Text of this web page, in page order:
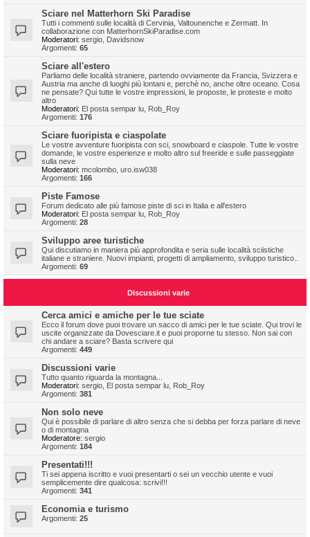
Sciare nel Matterhorn Ski Paradise
Tutti i commenti sulle località di Cervinia, Valtounenche e Zermatt. In
collaborazione con MatterhornSkiParadise.com
Moderatori: sergio Davidsnow
Argomenti: 65
Sciare all'estero
Parliamo delle località straniere, partendo ovviamente da Francia, Svizzera e
Austria ma anche di luoghi più lontani e, perchè no, anche oltre oceano. Cosa
ne pensate? Qui tutte le vostre impressioni, le proposte, le proteste e molto
altro
Moderatori: El posta sempar lu Rob_Roy
Argomenti: 176
Sciare fuoripista e ciaspolate
Le vostre avventure fuoripista con sci, snowboard e ciaspole. Tutte le vostre
domande, le vostre esperienze e molto altro sul freeride e sulle passeggiate
sulla neve
Moderatori: mcolombo uro.isw038
Argomenti: 166
Piste Famose
Forum dedicato alle più famose piste di sci in Italia e all'estero
Moderatori: El posta sempar lu Rob_Roy
Argomenti: 28
Sviluppo aree turistiche
Qui discutiamo in maniera più approfondita e seria sulle località sciistiche
italiane e straniere. Nuovi impianti, progetti di ampliamento, sviluppo turistico..
Argomenti: 69
Discussioni varie
Cerca amici e amiche per le tue sciate
Ecco il forum dove puoi trovare un sacco di amici per le tue sciate. Qui trovi le
uscite organizzate da Dovesciare.it e puoi proporne tu stesso. Non sai con
chi andare a sciare? Basta scrivere qui
Argomenti: 449
Discussioni varie
Tutto quanto riguarda la montagna...
Moderatori: sergio El posta sempar lu Rob_Roy
Argomenti: 381
Non solo neve
Qui è possibile di parlare di altro senza che si debba per forza parlare di neve
o di montagna
Moderatore: sergio
Argomenti: 184
Presentati!!!
Ti sei appena iscritto e vuoi presentarti o sei un vecchio utente e vuoi
semplicemente dire qualcosa: scrivi!!!
Argomenti: 341
Economia e turismo
Argomenti: 25